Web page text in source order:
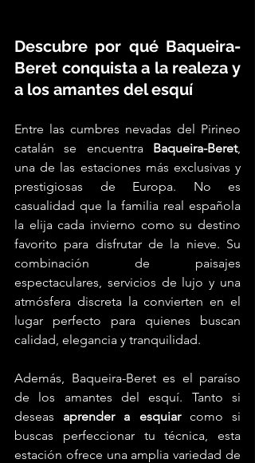
Descubre por qué Baqueira-
Beret conquista a la realeza y
a los amantes del esquí
Entre las cumbres nevadas del Pirineo
catalán se encuentra Baqueira-Beret,
una de las estaciones más exclusivas y
prestigiosas de Europa. No es
casualidad que la familia real española
la elija cada invierno como su destino
favorito para disfrutar de la nieve. Su
combinación de paisajes
espectaculares, servicios de lujo y una
atmósfera discreta la convierten en el
lugar perfecto para quienes buscan
calidad, elegancia y tranquilidad.
Además, Baqueira-Beret es el paraíso
de los amantes del esquí. Tanto si
deseas aprender a esquiar como si
buscas perfeccionar tu técnica, esta
estación ofrece una amplia variedad de